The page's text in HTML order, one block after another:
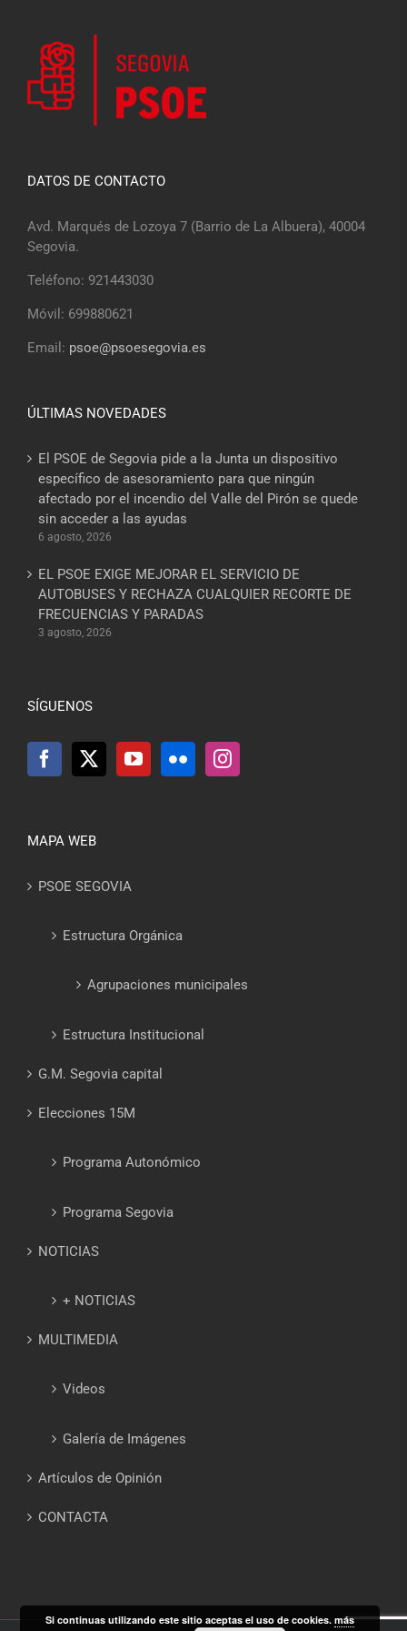
DATOS DE CONTACTO
Avd. Marqués de Lozoya 7 (Barrio de La Albuera), 40004
Segovia.
Teléfono: 921443030
Móvil: 699880621
Email: psoe@psoesegovia.es
ÚLTIMAS NOVEDADES
El PSOE de Segovia pide a la Junta un dispositivo
específico de asesoramiento para que ningún
afectado por el incendio del Valle del Pirón se quede
sin acceder a las ayudas
6 agosto, 2026
EL PSOE EXIGE MEJORAR EL SERVICIO DE
AUTOBUSES Y RECHAZA CUALQUIER RECORTE DE
FRECUENCIAS Y PARADAS
3 agosto, 2026
SÍGUENOS
MAPA WEB
PSOE SEGOVIA
Estructura Orgánica
Agrupaciones municipales
Estructura Institucional
G.M. Segovia capital
Elecciones 15M
Programa Autonómico
Programa Segovia
NOTICIAS
+ NOTICIAS
MULTIMEDIA
Videos
Galería de Imágenes
Artículos de Opinión
CONTACTA
Si continuas utilizando este sitio aceptas el uso de cookies.más